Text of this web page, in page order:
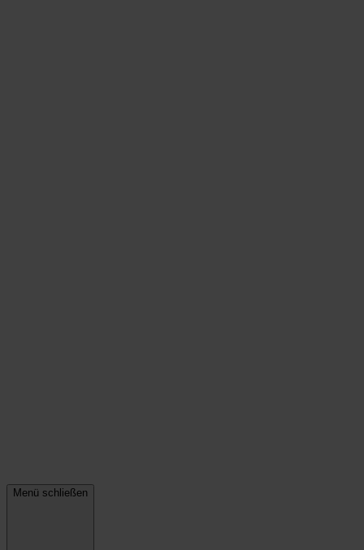
Menü schließen